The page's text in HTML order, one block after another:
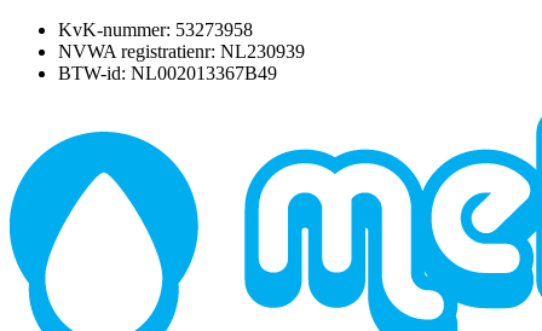
KvK-nummer: 53273958
NVWA registratienr: NL230939
BTW-id: NL002013367B49